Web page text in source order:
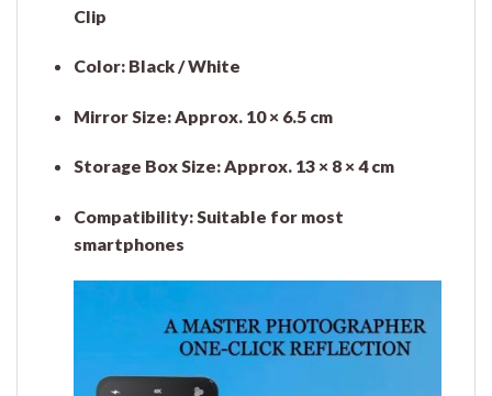
Clip
Color:Black / White
Mirror Size:Approx. 10 × 6.5 cm
Storage Box Size:Approx. 13 × 8 × 4 cm
Compatibility:Suitable for most
smartphones